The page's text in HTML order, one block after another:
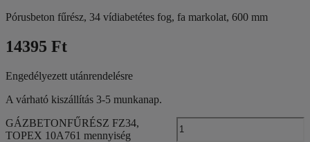
Pórusbeton fűrész, 34 vídiabetétes fog, fa markolat, 600 mm
14395 Ft
Engedélyezett utánrendelésre
A várható kiszállítás 3-5 munkanap.
GÁZBETONFŰRÉSZ FZ34,
TOPEX 10A761 mennyiség